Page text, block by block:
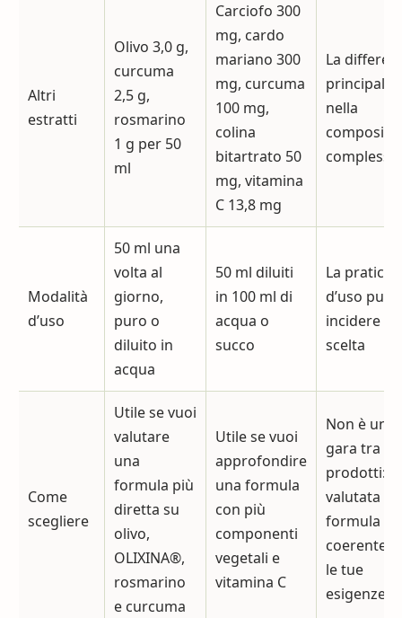
Altri
estratti
Olivo 3,0 g,
curcuma
2,5 g,
rosmarino
1 g per 50
ml
Carciofo 300
mg, cardo
mariano 300
mg, curcuma
100 mg,
colina
bitartrato 50
mg, vitamina
C 13,8 mg
La
principale
nella
Modalità
d’uso
50 ml una
volta al
giorno,
puro o
diluito in
acqua
50 ml diluiti
in 100 ml di
acqua o
succo
La praticità
d’uso può
incidere
scelta
Come
scegliere
Utile se vuoi
valutare
una
formula più
diretta su
olivo,
OLIXINA®,
rosmarino
e curcuma
Utile se vuoi
approfondire
una formula
con più
componenti
vegetali e
vitamina C
Non è una
gara tra
prodotti:
valutata la
formula
coerente
le tue
esigenze